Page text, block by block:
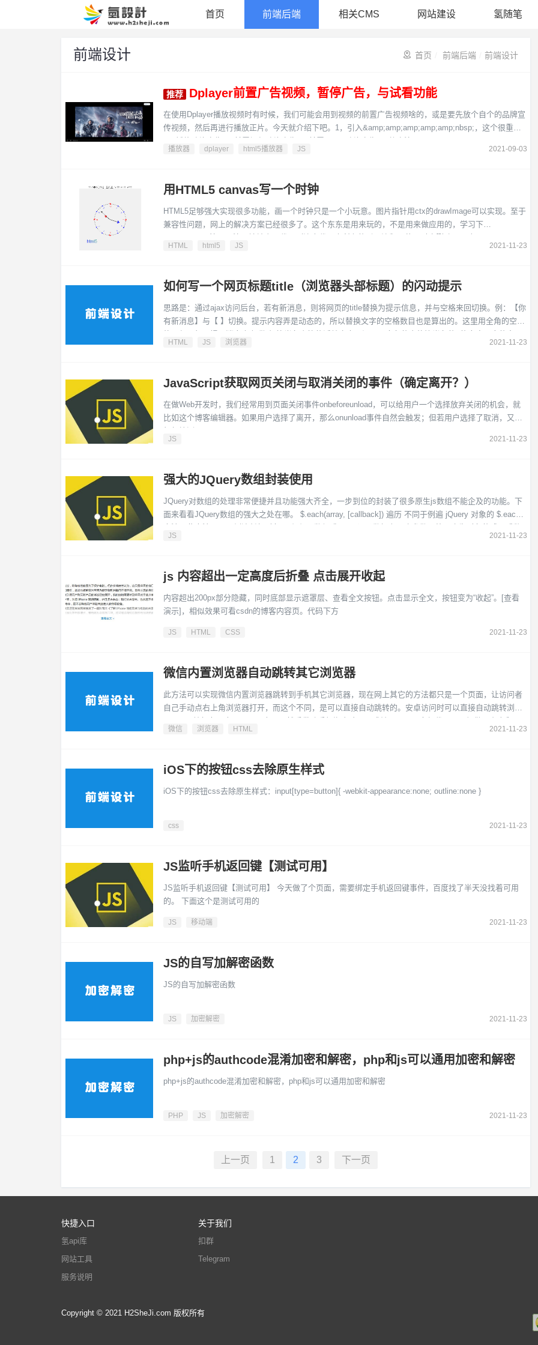
首页 前端后端 相关CMS 网站建设 氢随笔
前端设计 首页 前端后端 前端设计
Dplayer前置广告视频，暂停广告，与试看功能
在使用Dplayer播放视频时有时候，我们可能会用到视频的前置广告视频啥的，或是要先放个自个的品牌宣
传视频，然后再进行播放正片。今天就介绍下吧。1，引入&amp;amp;amp;amp;amp;nbsp;，这个很重要
http://www.h2sheji.com/demo/dplayerad/index.phphttp://www.h2sheji.com/demo/
播放器 dplayer html5播放器 JS 2021-09-03
用HTML5 canvas写一个时钟
HTML5足够强大实现很多功能，画一个时钟只是一个小玩意。图片指针用ctx的drawImage可以实现。至于
兼容性问题，网上的解决方案已经很多了。这个东东是用来玩的，不是用来做应用的，学习下
HTML html5 JS 2021-11-23
如何写一个网页标题title（浏览器头部标题）的闪动提示
思路是：通过ajax访问后台，若有新消息，则将网页的title替换为提示信息，并与空格来回切换。例：【你
有新消息】与【 】切换。提示内容弄是动态的，所以替换文字的空格数目也是算出的。这里用全角的空
HTML JS 浏览器 2021-11-23
JavaScript获取网页关闭与取消关闭的事件（确定离开？）
在做Web开发时，我们经常用到页面关闭事件onbeforeunload，可以给用户一个选择放弃关闭的机会，就
比如这个博客编辑器。如果用户选择了离开，那么onunload事件自然会触发；但若用户选择了取消，又该
JS 2021-11-23
强大的JQuery数组封装使用
JQuery对数组的处理非常便捷并且功能强大齐全，一步到位的封装了很多原生js数组不能企及的功能。下
面来看看JQuery数组的强大之处在哪。 $.each(array, [callback]) 遍历 不同于例遍 jQuery 对象的 $.each()
组的索引， 第二个为对应变量或内容. 如果需要退出 each 循环可使回调函数返回 false， 其它返回值将被
JS 2021-11-23
js 内容超出一定高度后折叠 点击展开收起
内容超出200px部分隐藏，同时底部显示遮罩层、查看全文按钮。点击显示全文，按钮变为“收起”。[查看
演示]，相似效果可看csdn的博客内容页。代码下方
JS HTML CSS 2021-11-23
微信内置浏览器自动跳转其它浏览器
此方法可以实现微信内置浏览器跳转到手机其它浏览器，现在网上其它的方法都只是一个页面，让访问者
自己手动点右上角浏览器打开，而这个不同，是可以直接自动跳转的。安卓访问时可以直接自动跳转浏览
的适配。需要替换其中要跳转的网址，然后保存为php文件，在微信内访问即可实现自动跳转：
微信 浏览器 HTML 2021-11-23
iOS下的按钮css去除原生样式
iOS下的按钮css去除原生样式：input[type=button]{ -webkit-appearance:none; outline:none }
css 2021-11-23
JS监听手机返回键【测试可用】
JS监听手机返回键【测试可用】 今天做了个页面，需要绑定手机返回键事件，百度找了半天没找着可用
的。 下面这个是测试可用的
JS 移动端 2021-11-23
JS的自写加解密函数
JS的自写加解密函数
JS 加密解密 2021-11-23
php+js的authcode混淆加密和解密，php和js可以通用加密和解密
php+js的authcode混淆加密和解密，php和js可以通用加密和解密
PHP JS 加密解密 2021-11-23
上一页 1 2 3 下一页
快捷入口
氢api库
网站工具
服务说明
关于我们
扣群
Telegram
Copyright © 2021 H2SheJi.com 版权所有